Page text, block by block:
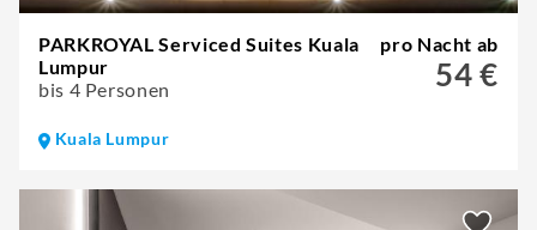
PARKROYAL Serviced Suites Kuala
Lumpur
bis 4 Personen
pro Nacht ab
54 €
Kuala Lumpur